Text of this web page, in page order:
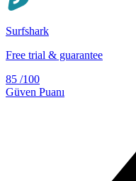
Surfshark
Free trial & guarantee
85 /100
Güven Puanı